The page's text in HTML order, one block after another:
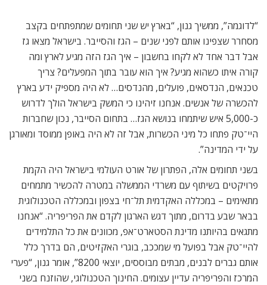
“לדוגמה”, ממשיך גנון, “בארץ יש שני תחומים שמתפתחים בקצב
מסחרר שצפינו אותם לפני שנים – הגז והסייבר. בישראל מצאו גז
אבל דבר אחד לא לקחו בחשבון – איך הגז הזה מגיע לארץ ומה
קורה איתו כשהוא מגיע? איך הוא עובר בתוך המפעלים? צריך
טכנאים, הנדסאים, פועלים, מהנדסים… לא היה מספיק ידע בארץ
להכשרה של אנשים. אנחנו זיהינו כי המשק בישראל הולך לדרוש
כ-5,000 איש שיתמחו בנושא הגז… בתחום הסייבר, נכון שחברות
היי־טק פתחו כל מיני הכשרות, אבל זה לא היה באופן ממוסד ומאורגן
על ידי המדינה”.
בשני תחומים אלה, הפתרון של אורט העולמי בישראל היה הקמת
פרויקטים בשיתוף עם משרדי הממשלה במטרה להכשיר מתמחים
מתאימים – במכללה האקדמית תל־חי בצפון ובמכללה הטכנולוגית
בבאר שבע בדרום, מתוך דגש הארגון לקדם את הפריפריה. “אנחנו
מתגאים בהיותנו מדינת הסטארט־אפ, מכוונים את כל התלמידים
להיי־טק אבל בפועל מי שמככב, בוגרי האקזיטים, הם בדרך כלל
אותם גברים לבנים, מבתים מבוססים, יוצאי 8200”, אומר גנון, “פערי
המרכז והפריפריה עדיין עצומים. החינוך הטכנולוגי, שהוזנח בשני